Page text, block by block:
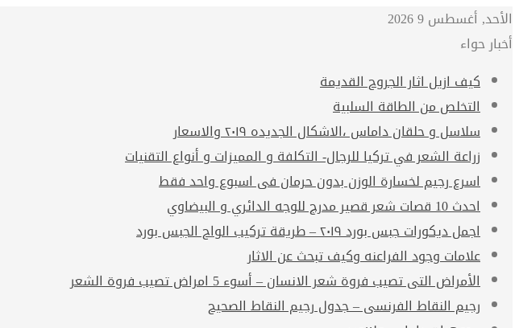
الأحد, أغسطس 9 2026
أخبار حواء
كيف ازيل اثار الجروح القديمة
التخلص من الطاقة السلبية
سلاسل و حلقان داماس ،الاشكال الجديده ٢٠١٩ والاسعار
زراعة الشعر في تركيا للرجال- التكلفة و المميزات و أنواع التقنيات
اسرع رجيم لخسارة الوزن بدون حرمان فى اسبوع واحد فقط
احدث 10 قصات شعر قصير مدرج للوجه الدائري و البيضاوي
اجمل ديكورات جبس بورد ٢٠١٩ – طريقة تركيب الواح الجبس بورد
علامات وجود الفراعنه وكيف تبحث عن الاثار
الأمراض التى تصيب فروة شعر الانسان – أسوء 5 امراض تصيب فروة الشعر
رجيم النقاط الفرنسى – جدول رجيم النقاط الصحيح